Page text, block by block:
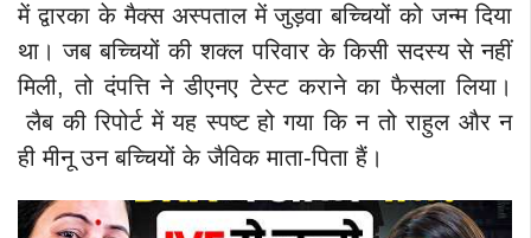
में द्वारका के मैक्स अस्पताल में जुड़वा बच्चियों को जन्म दिया
था। जब बच्चियों की शक्ल परिवार के किसी सदस्य से नहीं
मिली, तो दंपत्ति ने डीएनए टेस्ट कराने का फैसला लिया।
लैब की रिपोर्ट में यह स्पष्ट हो गया कि न तो राहुल और न
ही मीनू उन बच्चियों के जैविक माता-पिता हैं।